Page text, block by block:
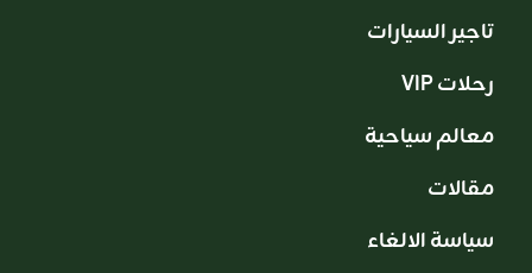
تاجير السيارات
VIP رحلات
معالم سياحية
مقالات
سياسة الالغاء